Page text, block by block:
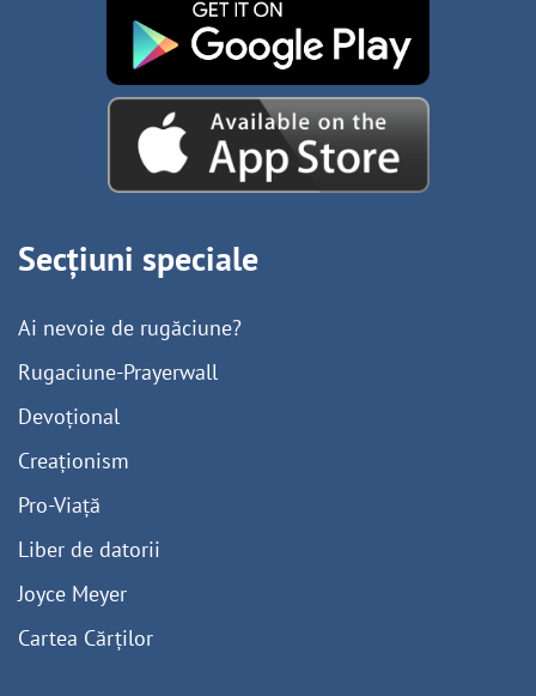
Secțiuni speciale
Ai nevoie de rugăciune?
Rugaciune-Prayerwall
Devoțional
Creaționism
Pro-Viață
Liber de datorii
Joyce Meyer
Cartea Cărților